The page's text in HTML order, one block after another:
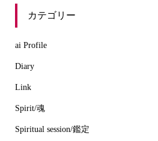
カテゴリー
ai Profile
Diary
Link
Spirit/魂
Spiritual session/鑑定